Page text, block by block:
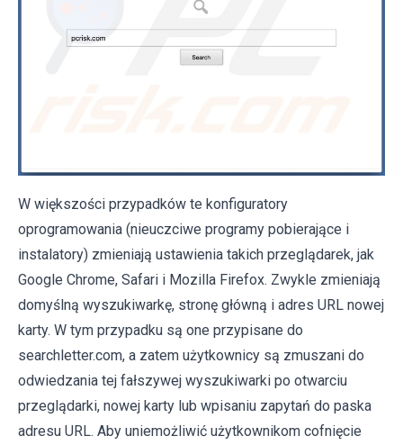
W większości przypadków te konfiguratory
oprogramowania (nieuczciwe programy pobierające i
instalatory) zmieniają ustawienia takich przeglądarek, jak
Google Chrome, Safari i Mozilla Firefox. Zwykle zmieniają
domyślną wyszukiwarkę, stronę główną i adres URL nowej
karty. W tym przypadku są one przypisane do
searchletter.com, a zatem użytkownicy są zmuszani do
odwiedzania tej fałszywej wyszukiwarki po otwarciu
przeglądarki, nowej karty lub wpisaniu zapytań do paska
adresu URL. Aby uniemożliwić użytkownikom cofnięcie